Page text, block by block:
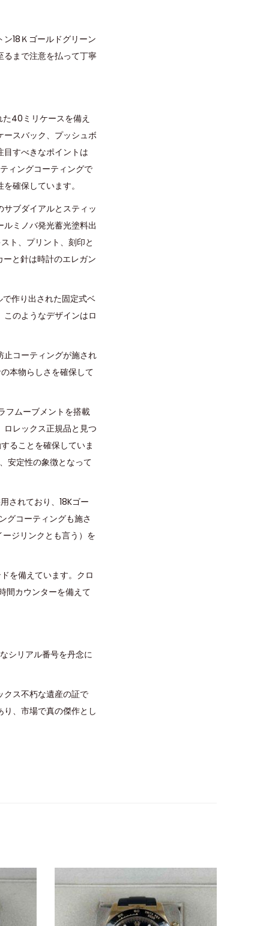
18Ｋゴールドグリーン
るまで注意を払って丁寧
40ミリケースを備え
スバック、プッシュボ
目すべきなポイントは
ィングコーティングで
確保しています。
ブダイアルとスティッ
ミノバ発光蓄光塗料出
ト、プリント、刻印と
と針は時計のエレガン
作り出された固定式ベ
のようなデザインはロ
止コーティングが施され
本物らしさを確保して
フムーブメントを搭載
レックス正規品と見つ
ることを確保していま
安定性の象徴となって
されており、18Kゴー
グコーティングも施さ
ジリンクとも言う）を
を備えています。クロ
間カウンターを備えて
シリアル番号を丹念に
クス不朽な遺産の証で
、市場で真の傑作とし